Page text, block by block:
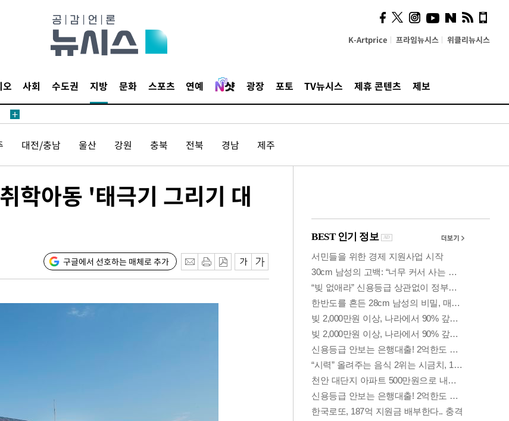
K-Artprice 프라임뉴시스 위클리뉴시스
사회 수도권 지방 문화 스포츠 연예 광장 포토 TV뉴시스 제휴 콘텐츠 제보
대전/충남 울산 강원 충북 전북 경남 제주
학아동 '태극기 그리기 대
구글에서 선호하는 매체로 추가
의견, 국토부·LH에 충실히
전달할 것"